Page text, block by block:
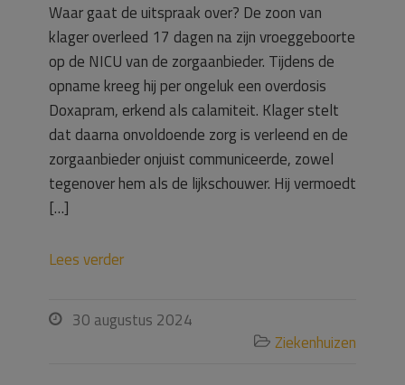
Waar gaat de uitspraak over? De zoon van
klager overleed 17 dagen na zijn vroeggeboorte
op de NICU van de zorgaanbieder. Tijdens de
opname kreeg hij per ongeluk een overdosis
Doxapram, erkend als calamiteit. Klager stelt
dat daarna onvoldoende zorg is verleend en de
zorgaanbieder onjuist communiceerde, zowel
tegenover hem als de lijkschouwer. Hij vermoedt
[…]
Lees verder
 30 augustus 2024
 Ziekenhuizen